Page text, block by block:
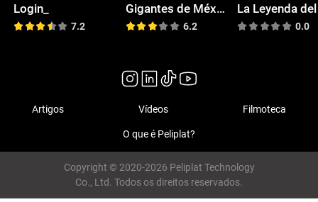
Login_
7.2
Gigantes de México
6.2 0.0
Artigos Vídeos Filmoteca
O que é Peliplat?
Copyright © 2020-2026 Peliplat Technology
Co., Ltd. Todos os direitos reservados.